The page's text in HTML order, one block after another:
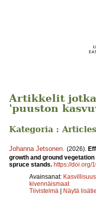
Artikkelit jotka
'puuston
Kategoria : Articles
Johanna Jetsonen (2026).
growth and ground
spruce stands. https://doi.org/
Avainsanat: Kasvillisuus
kivennäismaat
Tiivistelmä | Näytä